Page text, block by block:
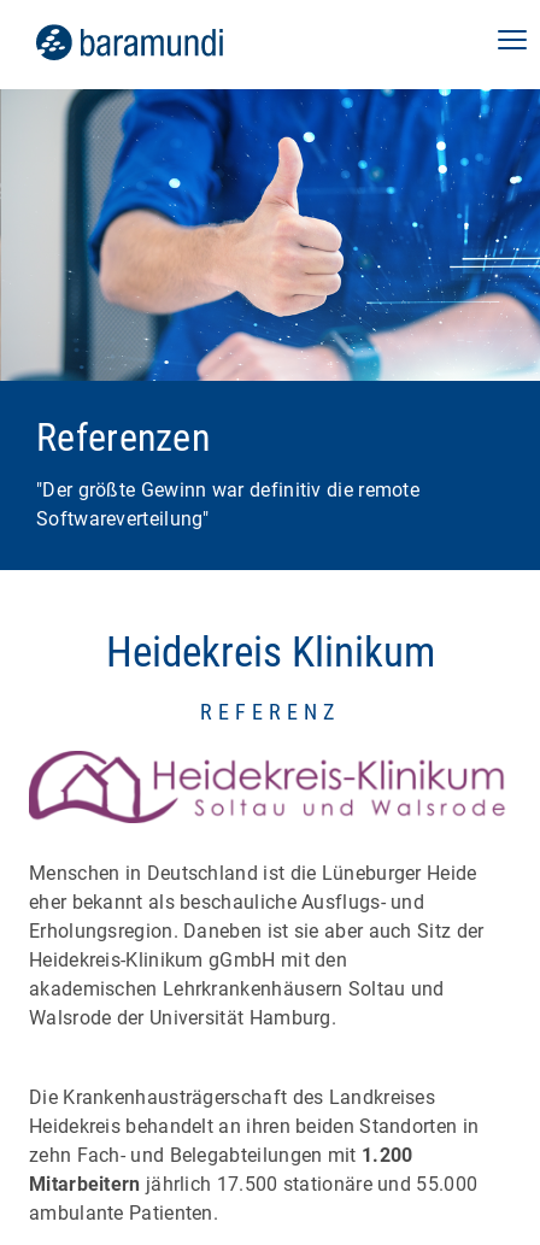
Referenzen
"Der größte Gewinn war definitiv die remote
Softwareverteilung"
Heidekreis Klinikum
REFERENZ
Menschen in Deutschland ist die Lüneburger Heide
eher bekannt als beschauliche Ausflugs- und
Erholungsregion. Daneben ist sie aber auch Sitz der
Heidekreis-Klinikum gGmbH mit den
akademischen Lehrkrankenhäusern Soltau und
Walsrode der Universität Hamburg.
Die Krankenhausträgerschaft des Landkreises
Heidekreis behandelt an ihren beiden Standorten in
zehn Fach- und Belegabteilungen mit 1.200
Mitarbeitern jährlich 17.500 stationäre und 55.000
ambulante Patienten.